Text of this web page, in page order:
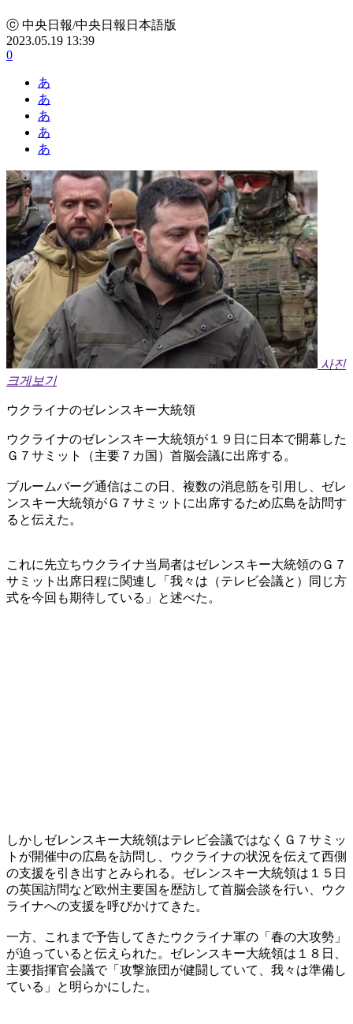
ⓒ 中央日報/中央日報日本語版
2023.05.19 13:39
0
あ
あ
あ
あ
あ
사진
크게보기
ウクライナのゼレンスキー大統領
ウクライナのゼレンスキー大統領が１９日に日本で開幕した
Ｇ７サミット（主要７カ国）首脳会議に出席する。
ブルームバーグ通信はこの日、複数の消息筋を引用し、ゼレ
ンスキー大統領がＧ７サミットに出席するため広島を訪問す
ると伝えた。
これに先立ちウクライナ当局者はゼレンスキー大統領のＧ７
サミット出席日程に関連し「我々は（テレビ会議と）同じ方
式を今回も期待している」と述べた。
しかしゼレンスキー大統領はテレビ会議ではなくＧ７サミッ
トが開催中の広島を訪問し、ウクライナの状況を伝えて西側
の支援を引き出すとみられる。ゼレンスキー大統領は１５日
の英国訪問など欧州主要国を歴訪して首脳会談を行い、ウク
ライナへの支援を呼びかけてきた。
一方、これまで予告してきたウクライナ軍の「春の大攻勢」
が迫っていると伝えられた。ゼレンスキー大統領は１８日、
主要指揮官会議で「攻撃旅団が健闘していて、我々は準備し
ている」と明らかにした。